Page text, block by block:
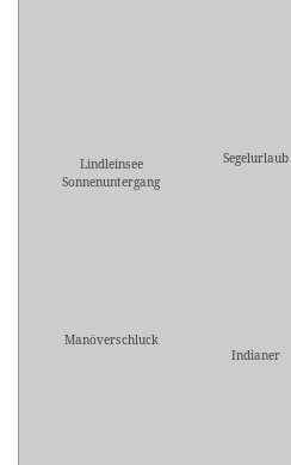
Lindleinsee
Sonnenuntergang
Segelurlaub
Manöverschluck
Indianer